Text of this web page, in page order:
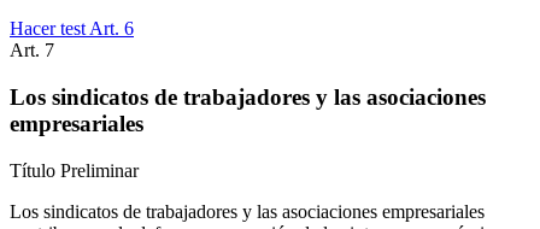
Hacer test Art. 6
Art. 7
Los sindicatos de trabajadores y las asociaciones
empresariales
Título Preliminar
Los sindicatos de trabajadores y las asociaciones empresariales